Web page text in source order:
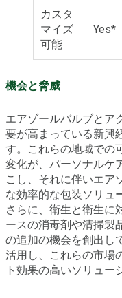
カスタ
マイズ
可能
Yes*
機会と脅威
エアゾールバルブとア
要が高まっている新興
す。これらの地域での
変化が、パーソナルケ
こし、それに伴いエア
な効率的な包装ソリュ
さらに、衛生と衛生に
ースの消毒剤や清掃製
の追加の機会を創出し
活用し、これらの市場
ト効果の高いソリュー